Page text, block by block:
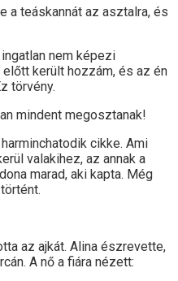
a teáskannát az asztalra, és
nem képezi
került hozzám, és az én
törvény.
mindent megosztanak!
cikke. Ami
valakihez, az annak a
marad, aki kapta. Még
az ajkát. Alina észrevette,
A nő a fiára nézett: